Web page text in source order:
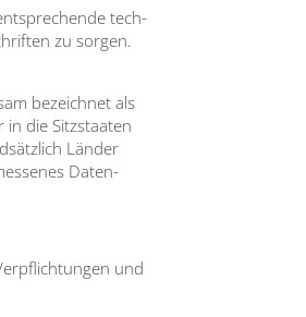
tech­
zu sor­gen.
bezeich­net als
die Sitz­staa­ten
Län­der
Daten­
und